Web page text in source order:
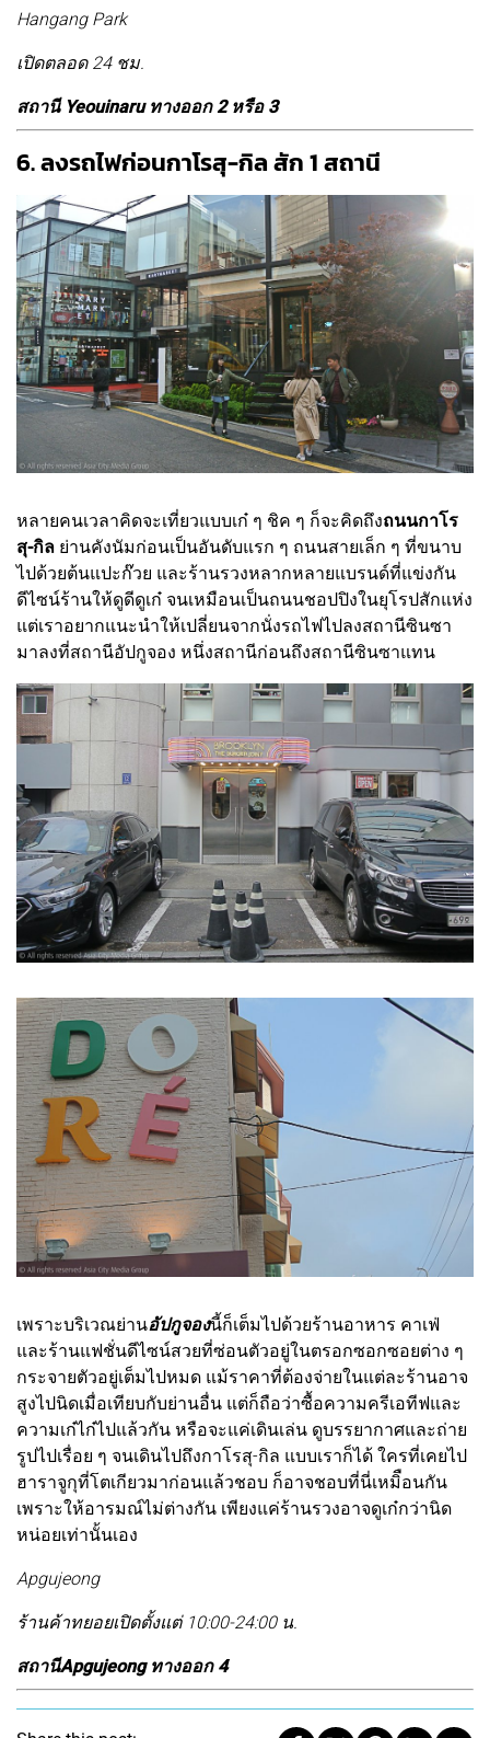
Hangang Park
เปิดตลอด 24 ชม.
สถานี Yeouinaru ทางออก 2 หรือ 3
6. ลงรถไฟก่อนกาโรสุ-กิล สัก 1 สถานี
หลายคนเวลาคิดจะเที่ยวแบบเก๋ ๆ ชิค ๆ ก็จะคิดถึงถนนกาโร
สุ-กิล ย่านคังนัมก่อนเป็นอันดับแรก ๆ ถนนสายเล็ก ๆ ที่ขนาบ
ไปด้วยต้นแปะก๊วย และร้านรวงหลากหลายแบรนด์ที่แข่งกัน
ดีไซน์ร้านให้ดูดีดูเก๋ จนเหมือนเป็นถนนชอปปิงในยุโรปสักแห่ง
แต่เราอยากแนะนำให้เปลี่ยนจากนั่งรถไฟไปลงสถานีซินซา
มาลงที่สถานีอัปกูจอง หนึ่งสถานีก่อนถึงสถานีซินซาแทน
เพราะบริเวณย่านอัปกูจองนี้ก็เต็มไปด้วยร้านอาหาร คาเฟ่
และร้านแฟชั่นดีไซน์สวยที่ซ่อนตัวอยู่ในตรอกซอกซอยต่าง ๆ
กระจายตัวอยู่เต็มไปหมด แม้ราคาที่ต้องจ่ายในแต่ละร้านอาจ
สูงไปนิดเมื่อเทียบกับย่านอื่น แต่ก็ถือว่าซื้อความครีเอทีฟและ
ความเก๋ไก๋ไปแล้วกัน หรือจะแค่เดินเล่น ดูบรรยากาศและถ่าย
รูปไปเรื่อย ๆ จนเดินไปถึงกาโรสุ-กิล แบบเราก็ได้ ใครที่เคยไป
ฮาราจูกุที่โตเกียวมาก่อนแล้วชอบ ก็อาจชอบที่นี่เหมิือนกัน
เพราะให้อารมณ์ไม่ต่างกัน เพียงแค่ร้านรวงอาจดูเก๋กว่านิด
หน่อยเท่านั้นเอง
Apgujeong
ร้านค้าทยอยเปิดตั้งแต่ 10:00-24:00 น.
สถานีApgujeong ทางออก 4